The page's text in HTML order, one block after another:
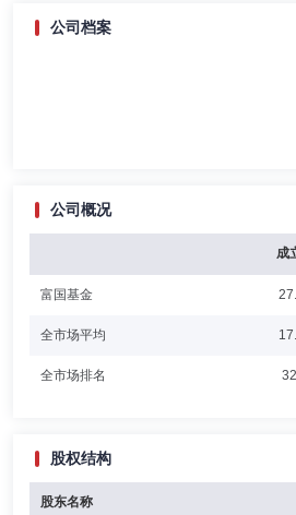
公司档案
公司概况
成
富国基金
全市场平均
全市场排名
股权结构
股东名称